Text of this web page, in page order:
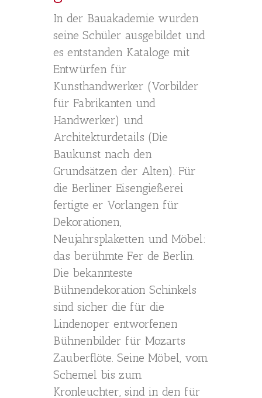
In der Bauakademie wurden
seine Schüler ausgebildet und
es entstanden Kataloge mit
Entwürfen für
Kunsthandwerker (Vorbilder
für Fabrikanten und
Handwerker) und
Architekturdetails (Die
Baukunst nach den
Grundsätzen der Alten). Für
die Berliner Eisengießerei
fertigte er Vorlangen für
Dekorationen,
Neujahrsplaketten und Möbel:
das berühmte Fer de Berlin.
Die bekannteste
Bühnendekoration Schinkels
sind sicher die für die
Lindenoper entworfenen
Bühnenbilder für Mozarts
Zauberflöte. Seine Möbel, vom
Schemel bis zum
Kronleuchter, sind in den für